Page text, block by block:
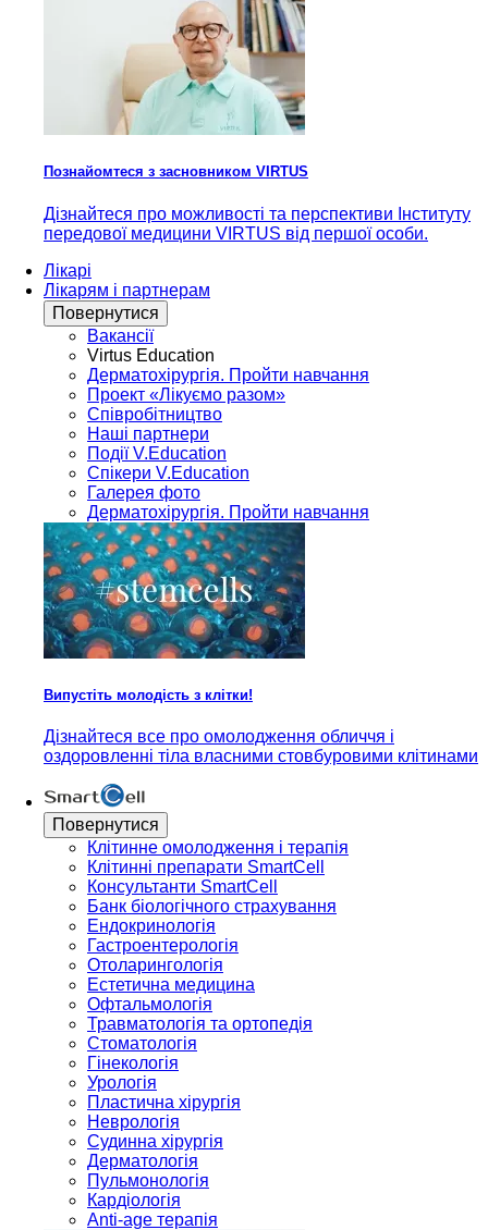
Познайомтеся з засновником VIRTUS
Дізнайтеся про можливості та перспективи Інституту
передової медицини VIRTUS від першої особи.
Лікарі
Лікарям і партнерам
Повернутися
Вакансії
Virtus Education
Дерматохірургія. Пройти навчання
Проект «Лікуємо разом»
Співробітництво
Наші партнери
Події V.Education
Спікери V.Education
Галерея фото
Дерматохірургія. Пройти навчання
Випустіть молодість з клітки!
Дізнайтеся все про омолодження обличчя і
оздоровленні тіла власними стовбуровими клітинами
Повернутися
Клітинне омолодження і терапія
Клітинні препарати SmartCell
Консультанти SmartCell
Банк бiологiчного страхування
Ендокринологія
Гастроентерологія
Отоларингологія
Естетична медицина
Офтальмологія
Травматологія та ортопедія
Стоматологія
Гінекологія
Урологія
Пластична хірургія
Неврологія
Судинна хірургія
Дерматологія
Пульмонологія
Кардiологія
Anti-age терапія